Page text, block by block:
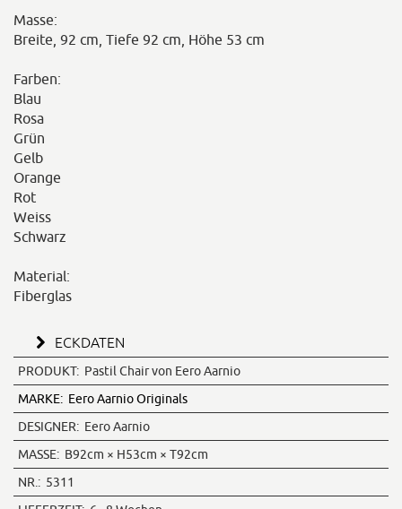
Masse:
Breite, 92 cm, Tiefe 92 cm, Höhe 53 cm
Farben:
Blau
Rosa
Grün
Gelb
Orange
Rot
Weiss
Schwarz
Material:
Fiberglas
ECKDATEN
PRODUKT: Pastil Chair von Eero Aarnio
MARKE: Eero Aarnio Originals
DESIGNER: Eero Aarnio
MASSE: B92cm × H53cm × T92cm
NR.: 5311